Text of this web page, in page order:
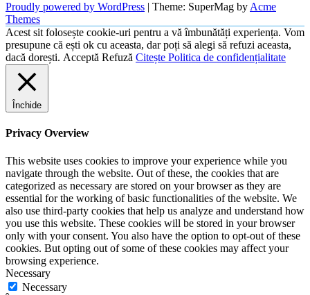
Proudly powered by WordPress | Theme: SuperMag by Acme
Themes
Acest sit folosește cookie-uri pentru a vă îmbunătăți experiența. Vom
presupune că ești ok cu aceasta, dar poți să alegi să refuzi aceasta,
dacă dorești. Acceptă Refuză Citește Politica de confidențialitate
Închide
Privacy Overview
This website uses cookies to improve your experience while you
navigate through the website. Out of these, the cookies that are
categorized as necessary are stored on your browser as they are
essential for the working of basic functionalities of the website. We
also use third-party cookies that help us analyze and understand how
you use this website. These cookies will be stored in your browser
only with your consent. You also have the option to opt-out of these
cookies. But opting out of some of these cookies may affect your
browsing experience.
Necessary
Necessary